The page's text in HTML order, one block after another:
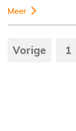
Meer
Vorige 1